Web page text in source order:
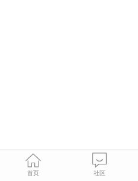
首页 社区